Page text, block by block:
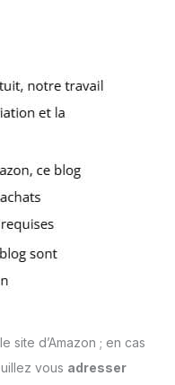
site d’Amazon ; en cas
vous adresser